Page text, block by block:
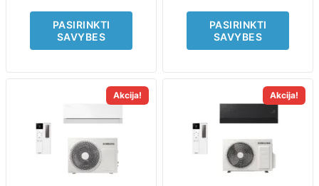
PASIRINKTI
SAVYBES
PASIRINKTI
SAVYBES
Akcija!
has
multiple
variants.
The
Akcija!
product
has
multiple
variants.
The